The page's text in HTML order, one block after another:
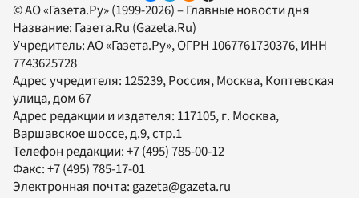
© АО «Газета.Ру» (1999-2026) – Главные новости дня
Название: Газета.Ru (Gazeta.Ru)
Учредитель:АО «Газета.Ру», ОГРН 1067761730376, ИНН
7743625728
Адрес учредителя: 125239, Россия, Москва, Коптевская
улица, дом 67
Адрес редакции и издателя: 117105, г. Москва,
Варшавское шоссе, д.9, стр.1
Телефон редакции:+7 (495) 785-00-12
Факс:+7 (495) 785-17-01
Электронная почта:gazeta@gazeta.ru